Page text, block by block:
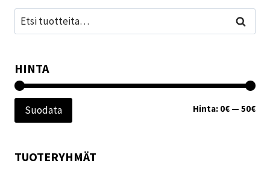
Etsi: Haku
HINTA
Suodata Hinta: 0€ — 50€
TUOTERYHMÄT